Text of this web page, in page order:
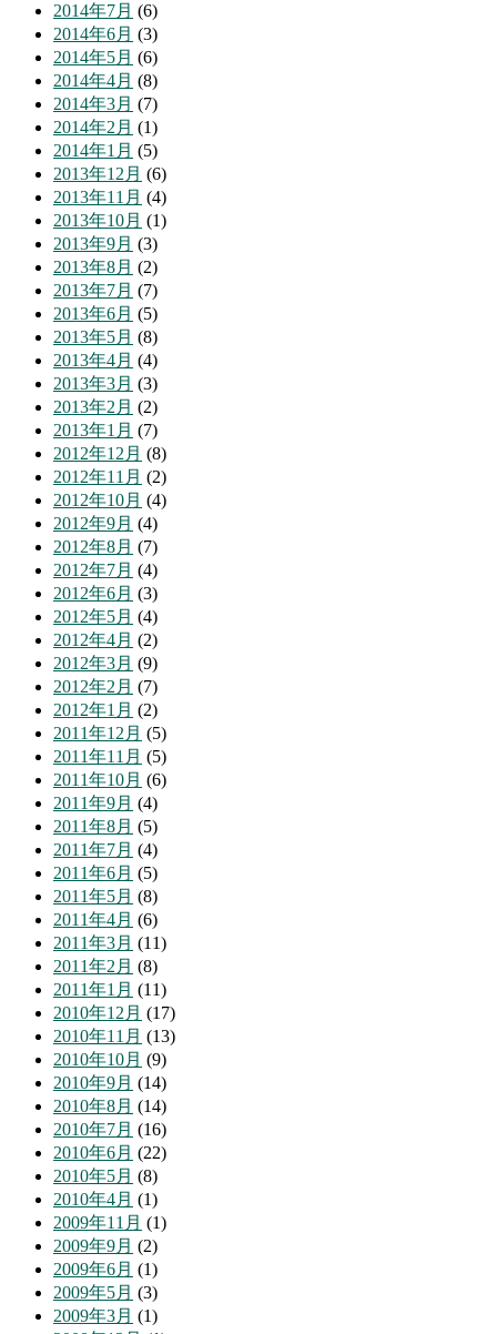
2014年7月 (6)
2014年6月 (3)
2014年5月 (6)
2014年4月 (8)
2014年3月 (7)
2014年2月 (1)
2014年1月 (5)
2013年12月 (6)
2013年11月 (4)
2013年10月 (1)
2013年9月 (3)
2013年8月 (2)
2013年7月 (7)
2013年6月 (5)
2013年5月 (8)
2013年4月 (4)
2013年3月 (3)
2013年2月 (2)
2013年1月 (7)
2012年12月 (8)
2012年11月 (2)
2012年10月 (4)
2012年9月 (4)
2012年8月 (7)
2012年7月 (4)
2012年6月 (3)
2012年5月 (4)
2012年4月 (2)
2012年3月 (9)
2012年2月 (7)
2012年1月 (2)
2011年12月 (5)
2011年11月 (5)
2011年10月 (6)
2011年9月 (4)
2011年8月 (5)
2011年7月 (4)
2011年6月 (5)
2011年5月 (8)
2011年4月 (6)
2011年3月 (11)
2011年2月 (8)
2011年1月 (11)
2010年12月 (17)
2010年11月 (13)
2010年10月 (9)
2010年9月 (14)
2010年8月 (14)
2010年7月 (16)
2010年6月 (22)
2010年5月 (8)
2010年4月 (1)
2009年11月 (1)
2009年9月 (2)
2009年6月 (1)
2009年5月 (3)
2009年3月 (1)